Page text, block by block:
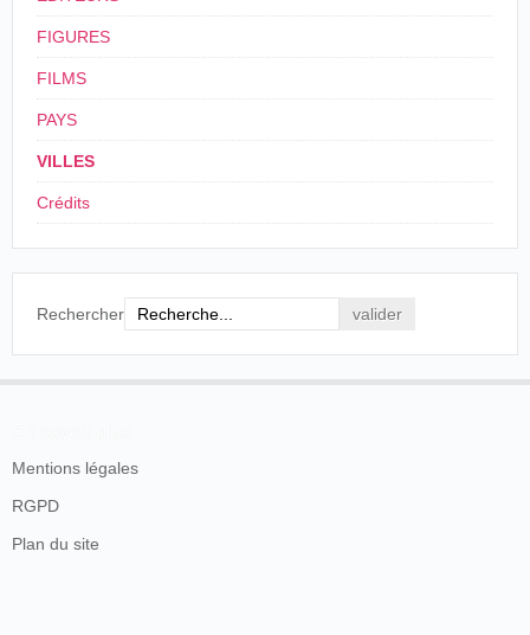
FIGURES
FILMS
PAYS
VILLES
Crédits
Rechercher
Mentions légales
RGPD
Plan du site